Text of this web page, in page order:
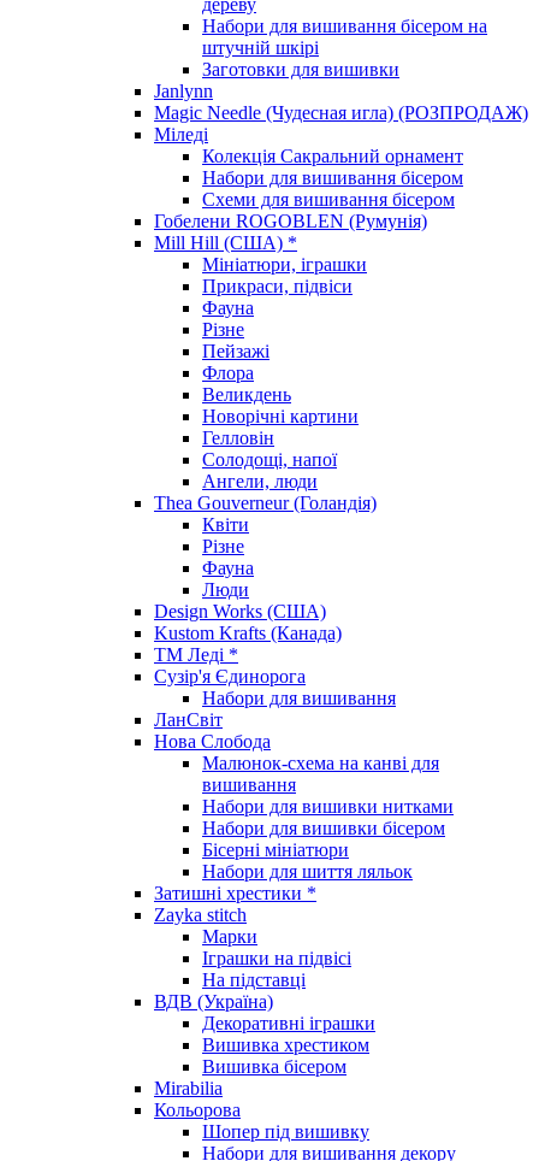
Набори для вишивання бісером на
штучній шкірі
Заготовки для вишивки
Janlynn
Magic Needle (Чудесная игла) (РОЗПРОДАЖ)
Міледі
Колекція Сакральний орнамент
Набори для вишивання бісером
Схеми для вишивання бісером
Гобелени ROGOBLEN (Румунія)
Mill Hill (США) *
Мініатюри, іграшки
Прикраси, підвіси
Фауна
Різне
Пейзажі
Флора
Великдень
Новорічні картини
Гелловін
Солодощі, напої
Ангели, люди
Thea Gouverneur (Голандія)
Квіти
Різне
Фауна
Люди
Design Works (США)
Kustom Krafts (Канада)
ТМ Леді *
Сузір'я Єдинорога
Набори для вишивання
ЛанСвіт
Нова Слобода
Малюнок-схема на канві для
вишивання
Набори для вишивки нитками
Набори для вишивки бісером
Бісерні мініатюри
Набори для шиття ляльок
Затишні хрестики *
Zayka stitch
Марки
Іграшки на підвісі
На підставці
ВДВ (Україна)
Декоративні іграшки
Вишивка хрестиком
Вишивка бісером
Mirabilia
Кольорова
Шопер під вишивку
Набори для вишивання декору